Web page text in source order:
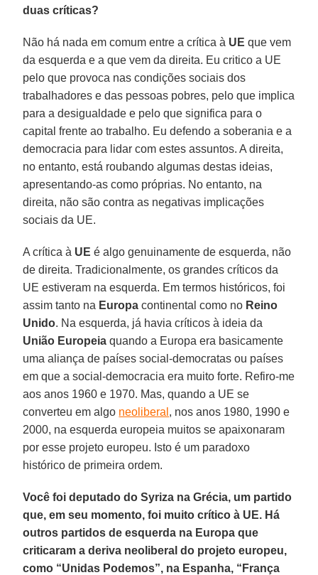
duas críticas?
Não há nada em comum entre a crítica à UE que vem
da esquerda e a que vem da direita. Eu critico a UE
pelo que provoca nas condições sociais dos
trabalhadores e das pessoas pobres, pelo que implica
para a desigualdade e pelo que significa para o
capital frente ao trabalho. Eu defendo a soberania e a
democracia para lidar com estes assuntos. A direita,
no entanto, está roubando algumas destas ideias,
apresentando-as como próprias. No entanto, na
direita, não são contra as negativas implicações
sociais da UE.
A crítica à UE é algo genuinamente de esquerda, não
de direita. Tradicionalmente, os grandes críticos da
UE estiveram na esquerda. Em termos históricos, foi
assim tanto na Europa continental como no Reino
Unido. Na esquerda, já havia críticos à ideia da
União Europeia quando a Europa era basicamente
uma aliança de países social-democratas ou países
em que a social-democracia era muito forte. Refiro-me
aos anos 1960 e 1970. Mas, quando a UE se
converteu em algo neoliberal , nos anos 1980, 1990 e
2000, na esquerda europeia muitos se apaixonaram
por esse projeto europeu. Isto é um paradoxo
histórico de primeira ordem.
Você foi deputado do Syriza na Grécia, um partido
que, em seu momento, foi muito crítico à UE. Há
outros partidos de esquerda na Europa que
criticaram a deriva neoliberal do projeto europeu,
como “Unidas Podemos”, na Espanha, “França